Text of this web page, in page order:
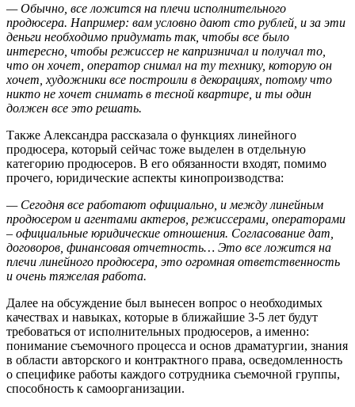
—Обычно, все ложится на плечи исполнительного
продюсера. Например: вам условно дают сто рублей, и за эти
деньги необходимо придумать так, чтобы все было
интересно, чтобы режиссер не капризничал и получал то,
что он хочет, оператор снимал на ту технику, которую он
хочет, художники все построили в декорациях, потому что
никто не хочет снимать в тесной квартире, и ты один
должен все это решать.
Также Александра рассказала о функциях линейного
продюсера, который сейчас тоже выделен в отдельную
категорию продюсеров. В его обязанности входят, помимо
прочего, юридические аспекты кинопроизводства:
—Сегодня все работают официально, и между линейным
продюсером и агентами актеров, режиссерами, операторами
– официальные юридические отношения. Согласование дат,
договоров, финансовая отчетность… Это все ложится на
плечи линейного продюсера, это огромная ответственность
и очень тяжелая работа.
Далее на обсуждение был вынесен вопрос о необходимых
качествах и навыках, которые в ближайшие 3-5 лет будут
требоваться от исполнительных продюсеров, а именно:
понимание съемочного процесса и основ драматургии, знания
в области авторского и контрактного права, осведомленность
о специфике работы каждого сотрудника съемочной группы,
способность к самоорганизации.